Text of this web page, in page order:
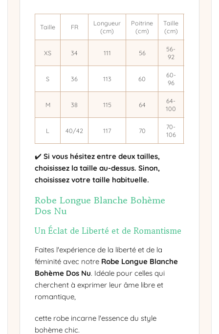
Taille FR
Longueur
(cm)
Poitrine
(cm)
Taille
(cm)
XS 34 111 56
56-
92
S 36 113 60
60-
96
M 38 115 64
64-
100
L 40/42 117 70
70-
106
✔️Si vous hésitez entre deux tailles,
choisissez la taille au-dessus. Sinon,
choisissez votre taille habituelle.
Robe Longue Blanche Bohème
Dos Nu
Un Éclat de Liberté et de Romantisme
Faites l'expérience de la liberté et de la
féminité avec notre Robe Longue Blanche
Bohème Dos Nu. Idéale pour celles qui
cherchent à exprimer leur âme libre et
romantique,
cette robe incarne l'essence du style
bohème chic.